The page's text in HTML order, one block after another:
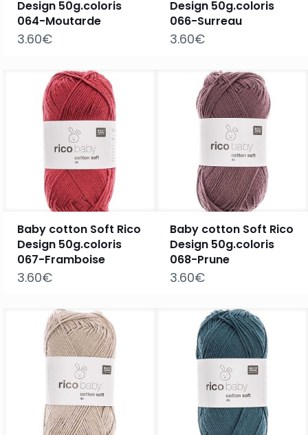
Design 50g.coloris
064-Moutarde
3.60€
Design 50g.coloris
066-Surreau
3.60€
Baby cotton Soft Rico
Design 50g.coloris
067-Framboise
3.60€
Baby cotton Soft Rico
Design 50g.coloris
068-Prune
3.60€